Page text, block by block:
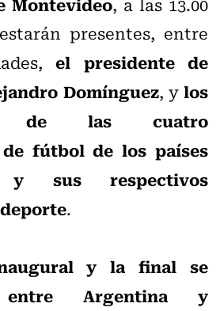
presentes, entre
el presidente de
Domínguez, ylos
de las cuatro
fútbol de los países
y sus respectivos
.
y la final se
entre Argentina y